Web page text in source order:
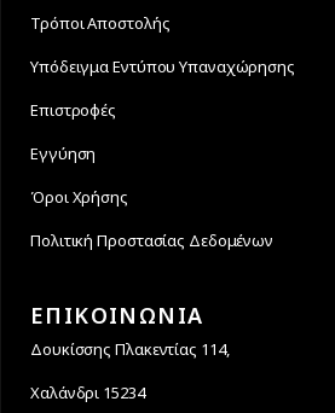
Τρόποι Αποστολής
Υπόδειγμα Εντύπου Υπαναχώρησης
Επιστροφές
Εγγύηση
Όροι Χρήσης
Πολιτική Προστασίας Δεδομένων
ΕΠΙΚΟΙΝΩΝΙΑ
Δουκίσσης Πλακεντίας 114,
Χαλάνδρι 15234